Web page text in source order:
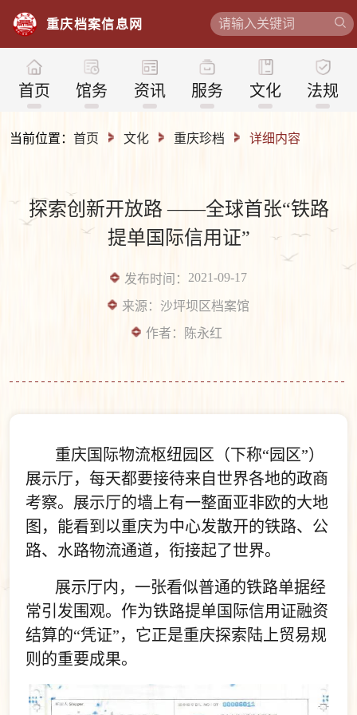
首页 馆务 资讯
重庆档案信息 网
服务 文化 法规
当前位置： 首页 文化 重庆珍档 详细内容
探索创新开放路 ——全球首张“铁路
提单国际信用证”
发布时间： 2021-09-17
来源： 沙坪坝区档案馆
作者：
陈永红
重庆国际物流枢纽园区（下称“园区”）
展示厅，每天都要接待来自世界各地的政商
考察。展示厅的墙上有一整面亚非欧的大地
图，能看到以重庆为中心发散开的铁路、公
路、水路物流通道，衔接起了世界。
展示厅内，一张看似普通的铁路单据经
常引发围观。作为铁路提单国际信用证融资
结算的“凭证”，它正是重庆探索陆上贸易规
则的重要成果。